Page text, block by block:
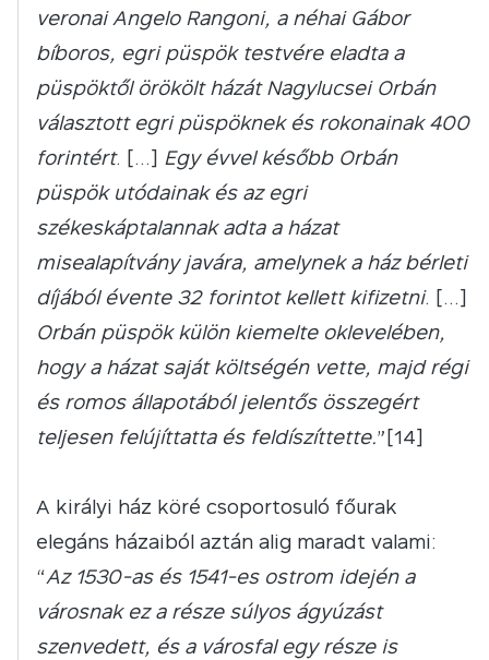
veronai Angelo Rangoni, a néhai Gábor
bíboros, egri püspök testvére eladta a
püspöktől örökölt házát Nagylucsei Orbán
választott egri püspöknek és rokonainak 400
forintért. […] Egy évvel később Orbán
püspök utódainak és az egri
székeskáptalannak adta a házat
misealapítvány javára, amelynek a ház bérleti
díjából évente 32 forintot kellett kifizetni. […]
Orbán püspök külön kiemelte oklevelében,
hogy a házat saját költségén vette, majd régi
és romos állapotából jelentős összegért
teljesen felújíttatta és feldíszíttette.”[14]
A királyi ház köré csoportosuló főurak
elegáns házaiból aztán alig maradt valami:
“Az 1530-as és 1541-es ostrom idején a
városnak ez a része súlyos ágyúzást
szenvedett, és a városfal egy része is